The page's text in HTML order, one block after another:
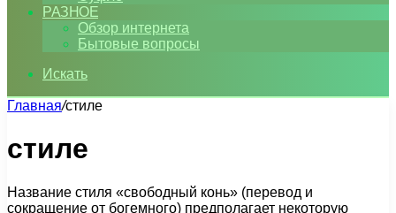
РАЗНОЕ
Обзор интернета
Бытовые вопросы
Искать
Главная/стиле
стиле
Название стиля «свободный конь» (перевод и
сокращение от богемного) предполагает некоторую